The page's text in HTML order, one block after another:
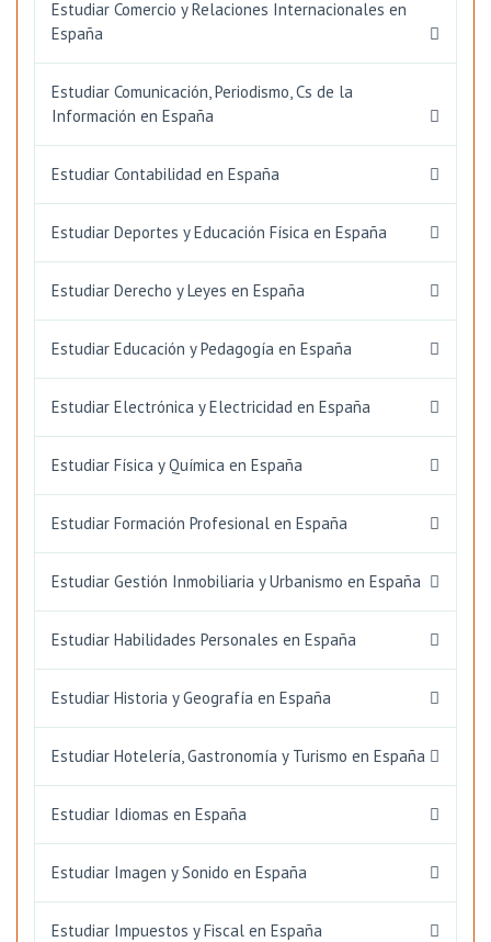
Estudiar Comercio y Relaciones Internacionales en
España
Estudiar Comunicación, Periodismo, Cs de la
Información en España
Estudiar Contabilidad en España
Estudiar Deportes y Educación Física en España
Estudiar Derecho y Leyes en España
Estudiar Educación y Pedagogía en España
Estudiar Electrónica y Electricidad en España
Estudiar Física y Química en España
Estudiar Formación Profesional en España
Estudiar Gestión Inmobiliaria y Urbanismo en España
Estudiar Habilidades Personales en España
Estudiar Historia y Geografía en España
Estudiar Hotelería, Gastronomía y Turismo en España
Estudiar Idiomas en España
Estudiar Imagen y Sonido en España
Estudiar Impuestos y Fiscal en España